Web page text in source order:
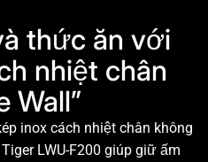
thức ăn với
nhiệt chân
Wall”
inox cách nhiệt chân không
LWU-F200 giúp giữ ấm